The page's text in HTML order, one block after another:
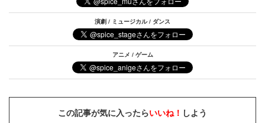
演劇 / ミュージカル / ダンス
アニメ / ゲーム
この記事が気に入ったらいいね！ しよう